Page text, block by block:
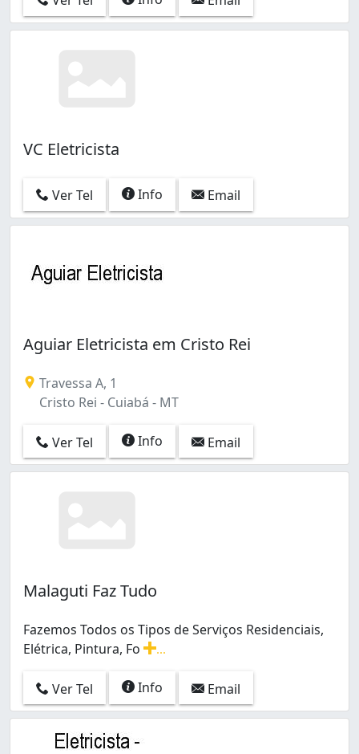
VC Eletricista
Ver Tel Info Email
Aguiar Eletricista em Cristo Rei
Travessa A, 1
Cristo Rei - Cuiabá - MT
Ver Tel Info Email
Malaguti Faz Tudo
Fazemos Todos os Tipos de Serviços Residenciais,
Elétrica, Pintura, Fo
Ver Tel
Info Email